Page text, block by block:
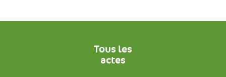
Tous les
actes